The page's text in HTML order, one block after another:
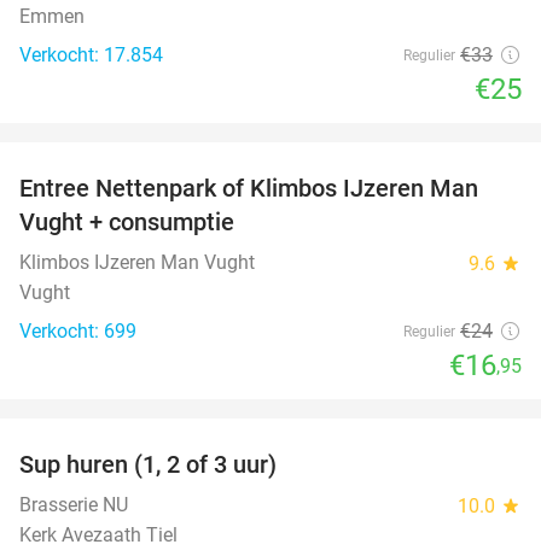
Emmen
Verkocht: 17.854
Regulier €33
€25
29%
Entree Nettenpark of Klimbos IJzeren Man
Vught + consumptie
Klimbos IJzeren Man Vught 9.6 star
Vught
Verkocht: 699
Regulier €24
€16,95
Sup huren (1, 2 of 3 uur)
Brasserie NU 10.0 star
Kerk Avezaath Tiel